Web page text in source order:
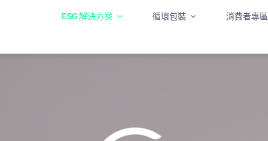
ESG 解決方案 循環包裝 消費者專區